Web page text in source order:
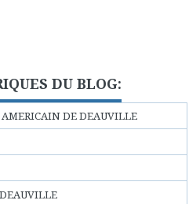
DU BLOG:
DE DEAUVILLE